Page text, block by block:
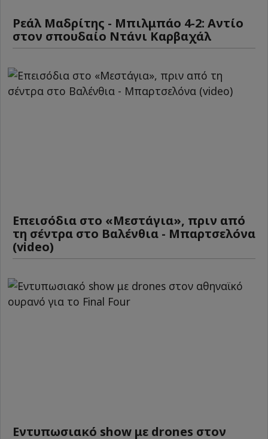
Ρεάλ Μαδρίτης - Μπιλμπάο 4-2: Αντίο
στον σπουδαίο Ντάνι Καρβαχάλ
Επεισόδια στο «Μεστάγια», πριν από
τη σέντρα στο Βαλένθια - Μπαρτσελόνα
(video)
Εντυπωσιακό show με drones στον